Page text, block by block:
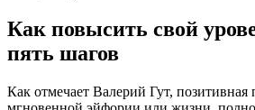
Как повысить свой
пять шагов
Как отмечает Валерий Гут, позитивная